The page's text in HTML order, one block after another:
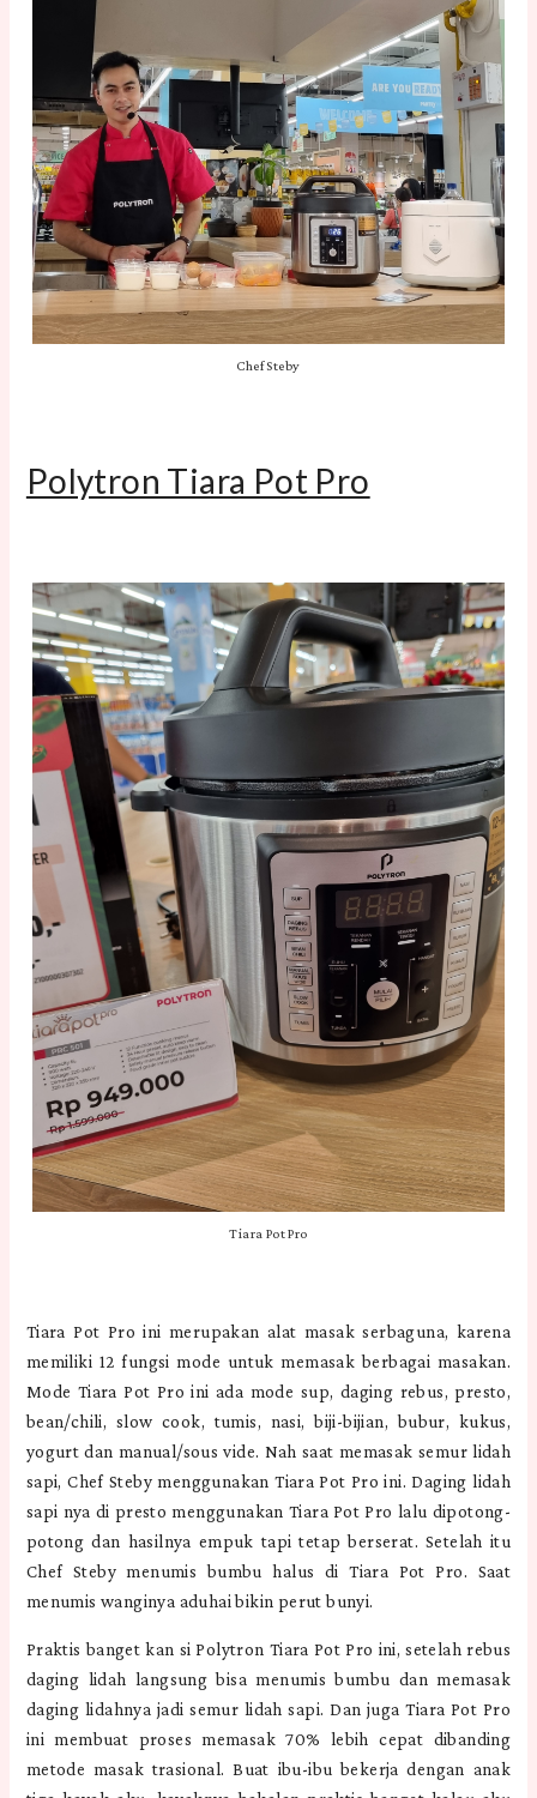
Chef Steby
Polytron Tiara Pot Pro
Tiara Pot Pro
Tiara Pot Pro ini merupakan alat masak serbaguna, karena
memiliki 12 fungsi mode untuk memasak berbagai masakan.
Mode Tiara Pot Pro ini ada mode sup, daging rebus, presto,
bean/chili, slow cook, tumis, nasi, biji-bijian, bubur, kukus,
yogurt dan manual/sous vide. Nah saat memasak semur lidah
sapi, Chef Steby menggunakan Tiara Pot Pro ini. Daging lidah
sapi nya di presto menggunakan Tiara Pot Pro lalu dipotong-
potong dan hasilnya empuk tapi tetap berserat. Setelah itu
Chef Steby menumis bumbu halus di Tiara Pot Pro. Saat
menumis wanginya aduhai bikin perut bunyi.
Praktis banget kan si Polytron Tiara Pot Pro ini, setelah rebus
daging lidah langsung bisa menumis bumbu dan memasak
daging lidahnya jadi semur lidah sapi. Dan juga Tiara Pot Pro
ini membuat proses memasak 70% lebih cepat dibanding
metode masak trasional. Buat ibu-ibu bekerja dengan anak